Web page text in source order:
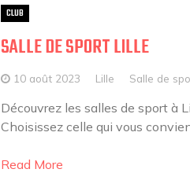
CLUB
SALLE DE SPORT LILLE
10 août 2023 Lille Salle de
Découvrez les salles de sport à
Choisissez celle qui vous
Read More